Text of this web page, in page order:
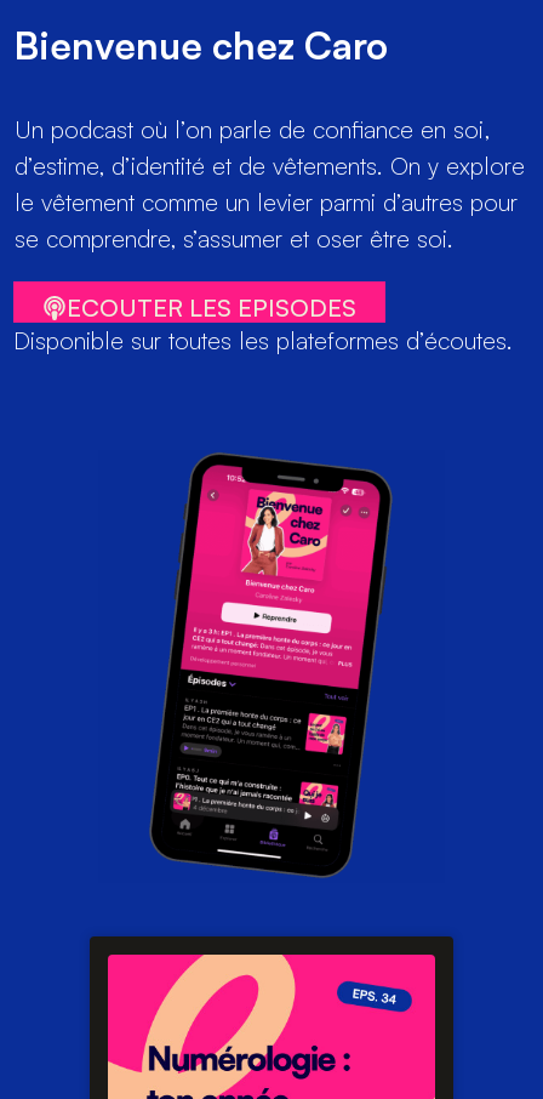
Bienvenue chez Caro
Un podcast où l’on parle de confiance en soi,
d’estime, d’identité et de vêtements. On y explore
le vêtement comme un levier parmi d’autres pour
se comprendre, s’assumer et oser être soi.
ECOUTER LES EPISODES
Disponible sur toutes les plateformes d’écoutes.